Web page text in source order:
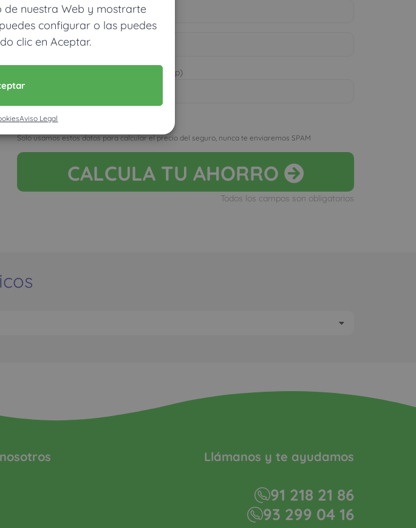
nuestra Web y mostrarte
configurar o las puedes
clic en Aceptar.
Aviso Legal
Móvil (Enviamos resultados vía WhatsApp)
Acepto la nota legal y RGPD
Solo usamos estos datos para calcular el precio del seguro, nunca te enviaremos SPAM
CALCULA TU AHORRO
Todos los campos son obligatorios
Llámanos y te ayudamos
91 218 21 86
93 299 04 16